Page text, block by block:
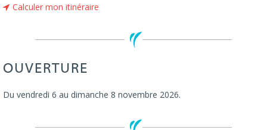
Calculer mon itinéraire
OUVERTURE
Du vendredi 6 au dimanche 8 novembre 2026.